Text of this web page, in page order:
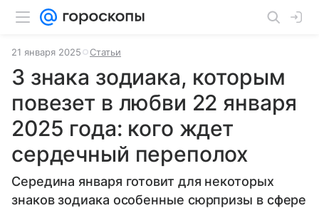
21 января 2025 Статьи
3 знака зодиака, которым
повезет в любви 22 января
2025 года: кого ждет
сердечный переполох
Середина января готовит для некоторых
знаков зодиака особенные сюрпризы в сфере